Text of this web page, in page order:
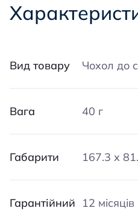
Вид товару Чохол до
Вага 40 г
Габарити 167.3 х
Гарантійний
12 місяців